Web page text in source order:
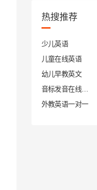
热搜推荐
少儿英语
儿童在线英语
幼儿早教英文
外教英语一对一